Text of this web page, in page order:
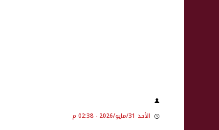
الأحد 31/مايو/2026 - 02:38 م